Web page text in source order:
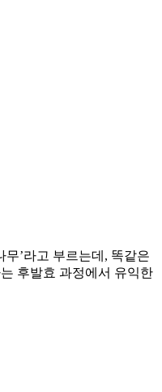
무’라고 부르는데, 똑같은
후발효 과정에서 유익한